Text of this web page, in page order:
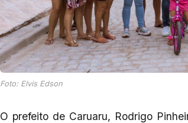
Foto: Elvis Edson
O prefeito de Caruaru, Rodrigo